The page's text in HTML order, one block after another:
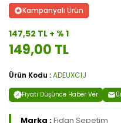
Kampanyalı Ürün
147,52 TL + % 1
149,00 TL
Ürün Kodu :ADEUXCIJ
Fiyatı Düşünce Haber Ver
Marka :Fidan Sepetim